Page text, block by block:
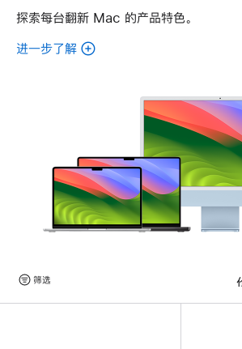
探索每台翻新 Mac 的产品特色。
进一步了解
Mac。
览
筛选